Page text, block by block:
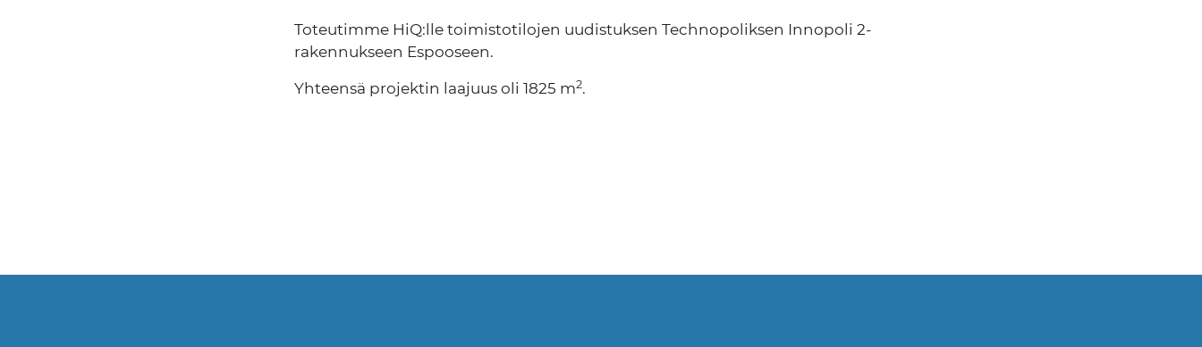
Toteutimme HiQ:lle toimistotilojen uudistuksen Technopoliksen Innopoli 2-
rakennukseen Espooseen.
Yhteensä projektin laajuus oli 1825 m2.